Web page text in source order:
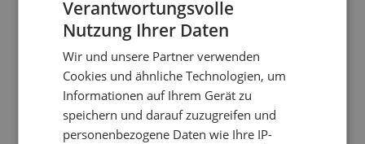
Nutztiere
Schweizer Kuhnamen: Liste
von A-Z
Pflanzenbau
Verantwortungsvolle
Nutzung Ihrer Daten
Wir und unsere Partner verwenden
Cookies und ähnliche Technologien, um
Informationen auf Ihrem Gerät zu
speichern und darauf zuzugreifen und
personenbezogene Daten wie Ihre IP-